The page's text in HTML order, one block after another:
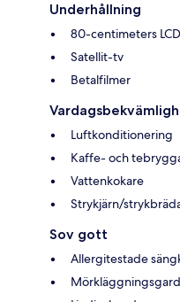
Underhållning
80-centimeters
Satellit-tv
Betalfilmer
Luftkonditionering
Kaffe- och
Vattenkokare
Strykjärn/
Sov gott
Allergitestade